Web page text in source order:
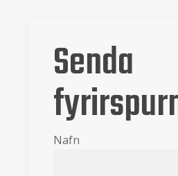
Senda
Nafn